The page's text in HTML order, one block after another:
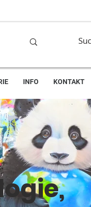
INFO KONTAKT